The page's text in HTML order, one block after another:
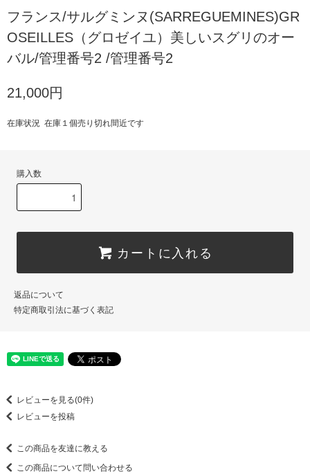
フランス/サルグミンヌ(SARREGUEMINES)GR
OSEILLES（グロゼイユ）美しいスグリのオー
バル/管理番号2 /管理番号2
21,000円
在庫状況 在庫１個売り切れ間近です
購入数
カートに入れる
返品について
特定商取引法に基づく表記
レビューを見る(0件)
レビューを投稿
この商品を友達に教える
この商品について問い合わせる